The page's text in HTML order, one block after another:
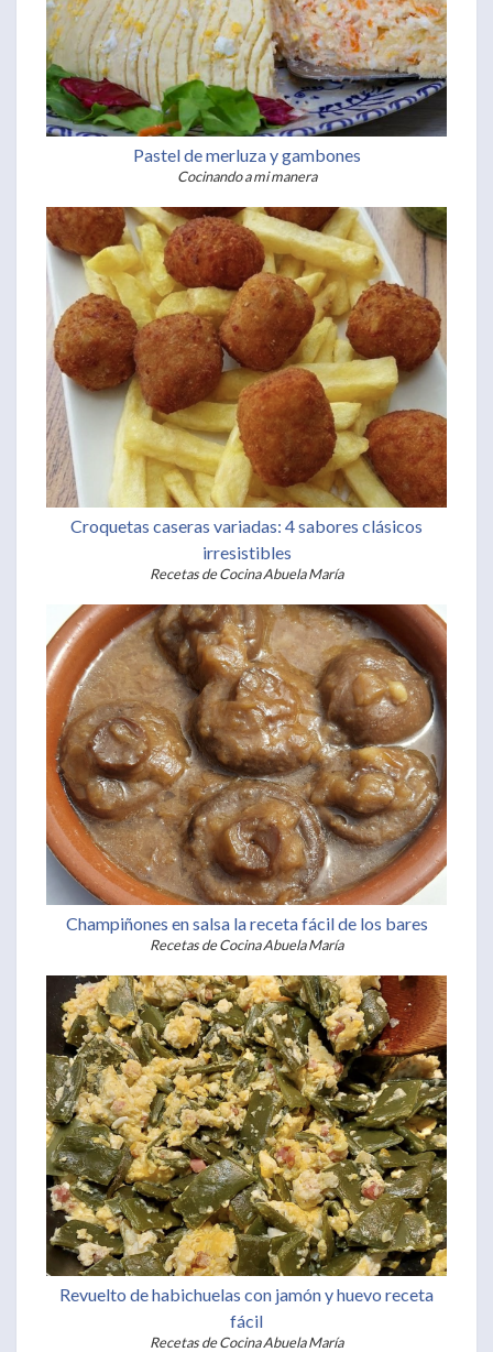
Pastel de merluza y gambones
Cocinando a mi manera
Croquetas caseras variadas: 4 sabores clásicos
irresistibles
Recetas de Cocina Abuela María
Champiñones en salsa la receta fácil de los bares
Recetas de Cocina Abuela María
Revuelto de habichuelas con jamón y huevo receta
fácil
Recetas de Cocina Abuela María